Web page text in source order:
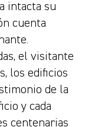
intacta su
cuenta
el visitante
los edificios
de la
y cada
centenarias